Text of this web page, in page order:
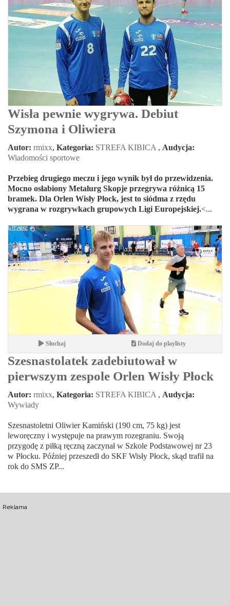
Wisła pewnie wygrywa. Debiut
Szymona i Oliwiera
Autor: rmixx, Kategoria: STREFA KIBICA , Audycja:
Wiadomości sportowe
Przebieg drugiego meczu i jego wynik był do przewidzenia.
Mocno osłabiony Metalurg Skopje przegrywa różnicą 15
bramek. Dla Orlen Wisły Płock, jest to siódma z rzędu
wygrana w rozgrywkach grupowych Ligi Europejskiej.<...
Słuchaj Dodaj do playlisty
Szesnastolatek zadebiutował w
pierwszym zespole Orlen Wisły Płock
Autor: rmixx, Kategoria: STREFA KIBICA , Audycja:
Wywiady
Szesnastoletni Oliwier Kamiński (190 cm, 75 kg) jest
leworęczny i występuje na prawym rozegraniu. Swoją
przygodę z piłką ręczną zaczynał w Szkole Podstawowej nr 23
w Płocku. Później przeszedł do SKF Wisły Płock, skąd trafił na
rok do SMS ZP...
Reklama